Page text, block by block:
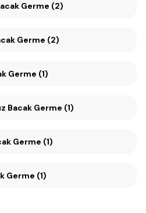
Germe (2)
Germe (2)
Germe (1)
Bacak Germe (1)
Germe (1)
Germe (1)